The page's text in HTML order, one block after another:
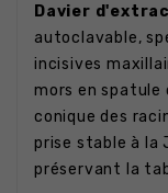
Davier
autoclavable,
incisives
mors en spatule
conique des
prise stable à la
préservant la